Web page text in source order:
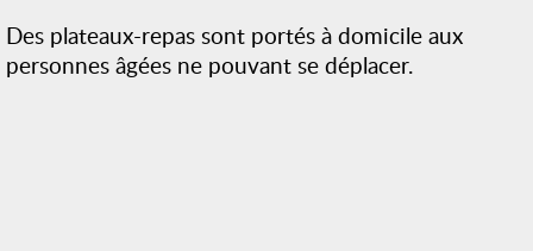
Des plateaux-repas sont portés à domicile aux
personnes âgées ne pouvant se déplacer.